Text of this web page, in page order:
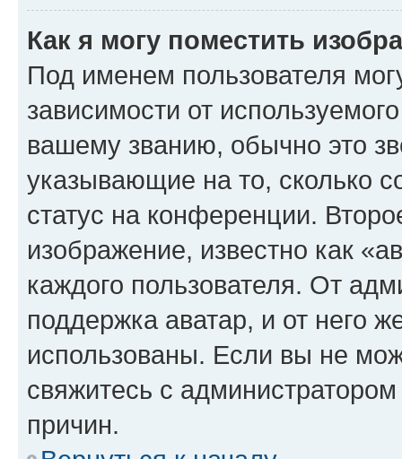
Как я могу поместить
Под именем пользователя
зависимости от
вашему званию, обычно это
указывающие на то, сколько
статус на конференции.
изображение, известно как
каждого пользователя. От
поддержка аватар, и от него
использованы. Если вы не
свяжитесь с
причин.